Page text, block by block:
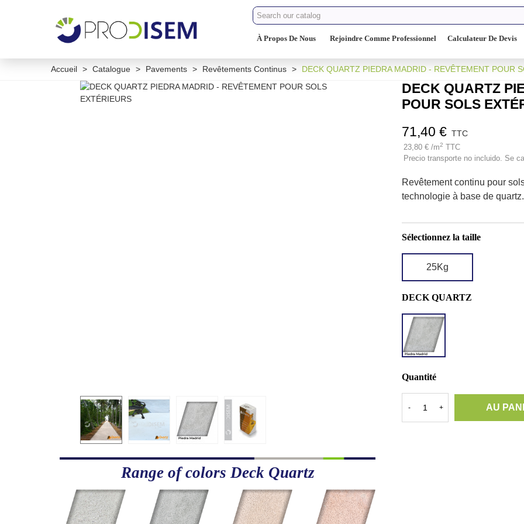
À Propos De Nous Rejoindre Comme Professionnel Calculateur De Devis
Accueil > Catalogue > Pavements > Revêtements Continus > DECK QUARTZ PIEDRA MADRID - REVÊTEMENT POUR
Range of colors Deck Quartz
DECK QUARTZ
POUR SOLS
71,40 € TTC
23,80 € /m2 TTC
Precio transporte no incluido. Se
Revêtement continu pour
technologie à base de
Sélectionnez la taille
25Kg
DECK QUARTZ
DQ
PIEDRA
MADRID
Quantité
- + AU